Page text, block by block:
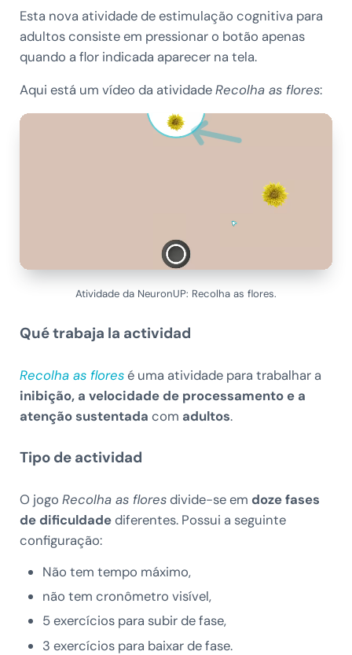
Esta nova atividade de estimulação cognitiva para
adultos consiste em pressionar o botão apenas
quando a flor indicada aparecer na tela.
Aqui está um vídeo da atividadeRecolha as flores:
Atividade da NeuronUP: Recolha as flores.
Qué trabaja la actividad
Recolha as floresé uma atividade para trabalhar a
inibição, a velocidade de processamento e a
atenção sustentada com adultos.
Tipo de actividad
O jogo Recolha as floresdivide-se em doze fases
de dificuldadediferentes. Possui a seguinte
configuração:
Não tem tempo máximo,
não tem cronômetro visível,
5 exercícios para subir de fase,
3 exercícios para baixar de fase.